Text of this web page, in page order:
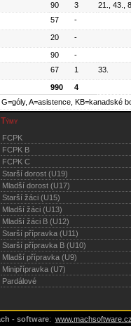
90 3
21., 43.,
57 -
20 -
90
-
67 1 33.
990
4
A=asistence, KB=kanadské
Týmy
FCPK
FCPK B
FCPK C
Starší dorost (U19)
Mladší dorost (U17)
Starší žáci (U15)
Mladší žáci (U13)
Mladší žáci B (U12)
Starší přípravka (U11)
Starší přípravka B (U10)
Mladší přípravka (U9)
Minipřípravka (U7)
Pardálové
- software: